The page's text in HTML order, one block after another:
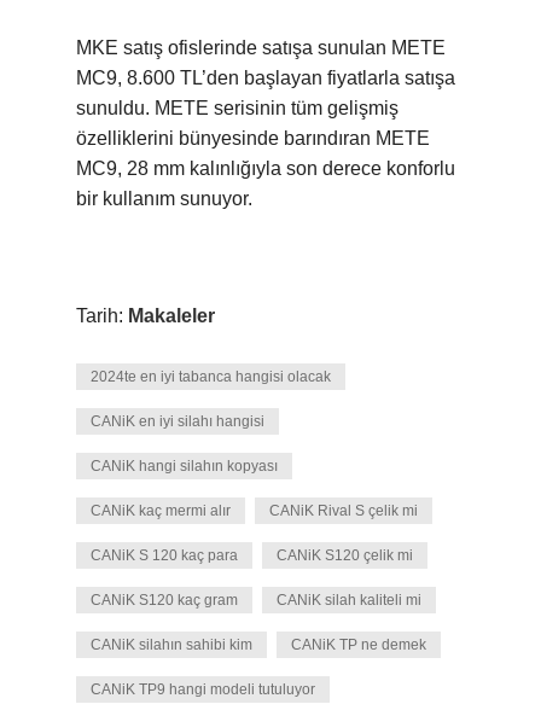
MKE satış ofislerinde satışa sunulan METE
MC9, 8.600 TL’den başlayan fiyatlarla satışa
sunuldu. METE serisinin tüm gelişmiş
özelliklerini bünyesinde barındıran METE
MC9, 28 mm kalınlığıyla son derece konforlu
bir kullanım sunuyor.
Tarih: Makaleler
2024te en iyi tabanca hangisi olacak
CANiK en iyi silahı hangisi
CANiK hangi silahın kopyası
CANiK kaç mermi alır CANiK Rival S çelik mi
CANiK S 120 kaç para CANiK S120 çelik mi
CANiK S120 kaç gram CANiK silah kaliteli mi
CANiK silahın sahibi kim CANiK TP ne demek
CANiK TP9 hangi modeli tutuluyor